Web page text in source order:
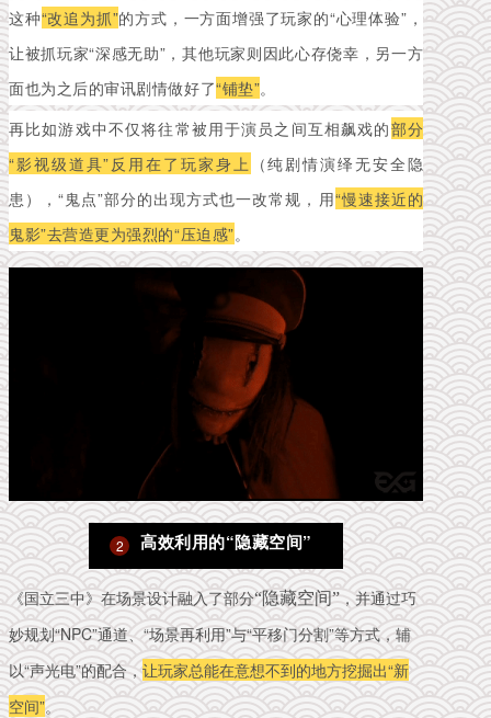
这种“改追为抓”的方式，一方面增强了玩家的“心理体验”，
让被抓玩家“深感无助”，其他玩家则因此心存侥幸，另一方
面也为之后的审讯剧情做好了“铺垫”。
再比如游戏中不仅将往常被用于演员之间互相飙戏的部分
“影视级道具”反用在了玩家身上 （纯剧情演绎无安全隐
患），“鬼点”部分的出现方式也一改常规，用“慢速接近的
鬼影”去营造更为强烈的“压迫感”。
2 高效利用的“隐藏空间”
《国立三中》在场景设计融入了部分“隐藏空间”，并通过巧
妙规划“NPC”通道、“场景再利用”与“平移门分割”等方式，辅
以“声光电”的配合，让玩家总能在意想不到的地方挖掘出“新
空间”。